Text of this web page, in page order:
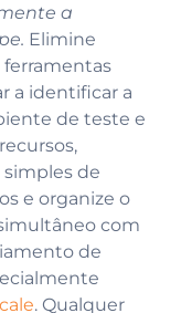
a
Elimine
ferramentas
a identificar a
de teste e
de
e organize o
com
de
. Qualquer